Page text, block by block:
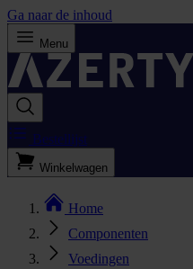
Ga naar de inhoud
Menu
Bestellijst
Winkelwagen
Home
Componenten
Voedingen